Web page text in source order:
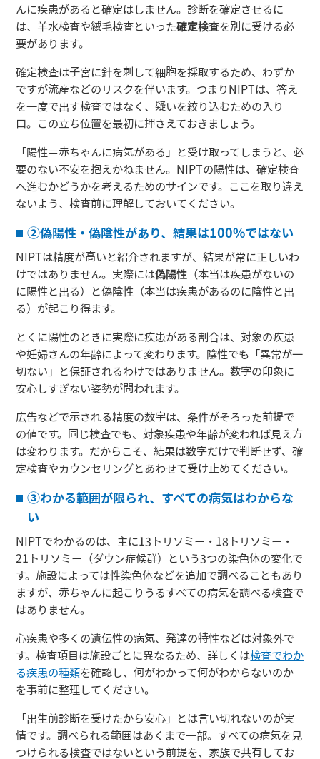
んに疾患があると確定はしません。診断を確定させるに
は、羊水検査や絨毛検査といった確定検査を別に受ける必
要があります。
確定検査は子宮に針を刺して細胞を採取するため、わずか
ですが流産などのリスクを伴います。つまりNIPTは、答え
を一度で出す検査ではなく、疑いを絞り込むための入り
口。この立ち位置を最初に押さえておきましょう。
「陽性＝赤ちゃんに病気がある」と受け取ってしまうと、必
要のない不安を抱えかねません。NIPTの陽性は、確定検査
へ進むかどうかを考えるためのサインです。ここを取り違え
ないよう、検査前に理解しておいてください。
②偽陽性・偽陰性があり、結果は100%ではない
NIPTは精度が高いと紹介されますが、結果が常に正しいわ
けではありません。実際には偽陽性 （本当は疾患がないの
に陽性と出る）と偽陰性（本当は疾患があるのに陰性と出
る）が起こり得ます。
とくに陽性のときに実際に疾患がある割合は、対象の疾患
や妊婦さんの年齢によって変わります。陰性でも「異常が一
切ない」と保証されるわけではありません。数字の印象に
安心しすぎない姿勢が問われます。
広告などで示される精度の数字は、条件がそろった前提で
の値です。同じ検査でも、対象疾患や年齢が変われば見え方
は変わります。だからこそ、結果は数字だけで判断せず、確
定検査やカウンセリングとあわせて受け止めてください。
③わかる範囲が限られ、すべての病気はわからな
い
NIPTでわかるのは、主に13トリソミー・18トリソミー・
21トリソミー（ダウン症候群）という3つの染色体の変化で
す。施設によっては性染色体などを追加で調べることもあり
ますが、赤ちゃんに起こりうるすべての病気を調べる検査で
はありません。
心疾患や多くの遺伝性の病気、発達の特性などは対象外で
す。検査項目は施設ごとに異なるため、詳しくは検査でわか
る疾患の種類を確認し、何がわかって何がわからないのか
を事前に整理してください。
「出生前診断を受けたから安心」とは言い切れないのが実
情です。調べられる範囲はあくまで一部。すべての病気を見
つけられる検査ではないという前提を、家族で共有してお